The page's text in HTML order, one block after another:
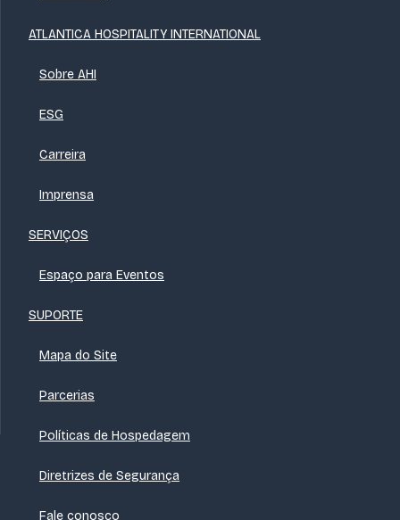
ATLANTICA HOSPITALITY INTERNATIONAL
Sobre AHI
ESG
Carreira
Imprensa
SERVIÇOS
Espaço para Eventos
SUPORTE
Mapa do Site
Parcerias
Políticas de Hospedagem
Diretrizes de Segurança
Fale conosco